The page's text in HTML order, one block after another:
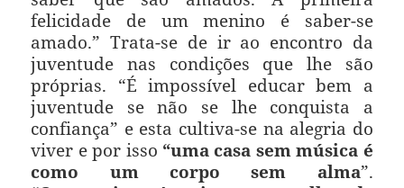
felicidade de um menino é saber-se
amado.” Trata-se de ir ao encontro da
juventude nas condições que lhe são
próprias. “É impossível educar bem a
juventude se não se lhe conquista a
confiança” e esta cultiva-se na alegria do
viver e por isso “uma casa sem música é
como um corpo sem alma”.